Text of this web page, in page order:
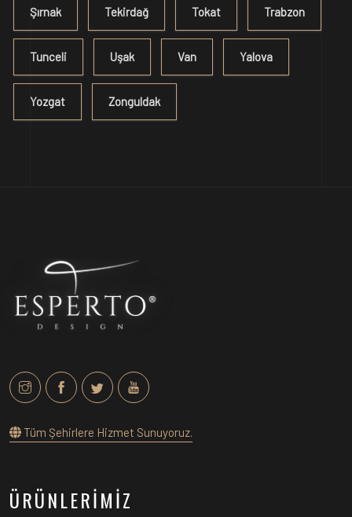
Şırnak Tekirdağ Tokat Trabzon
Tunceli Uşak Van Yalova
Yozgat Zonguldak
Tüm Şehirlere Hizmet Sunuyoruz.
ÜRÜNLERİMİZ